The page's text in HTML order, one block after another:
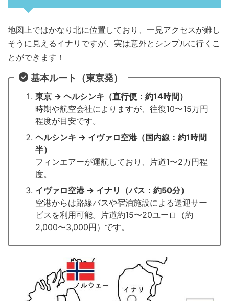
地図上ではかなり北に位置しており、一見アクセスが難し
そうに見えるイナリですが、実は意外とシンプルに行くこ
とができます！
基本ルート（東京発）
東京 → ヘルシンキ（直行便：約14時間）
時期や航空会社によりますが、往復10〜15万円
程度が目安です。
ヘルシンキ → イヴァロ空港（国内線：約1時間
半）
フィンエアーが運航しており、片道1〜2万円程
度。
イヴァロ空港 → イナリ（バス：約50分）
空港からは路線バスや宿泊施設による送迎サー
ビスを利用可能。片道約15〜20ユーロ（約
2,000〜3,000円）です。